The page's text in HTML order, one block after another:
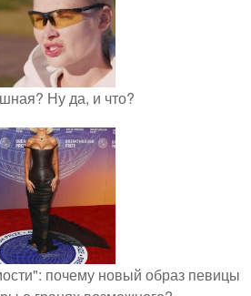
Ну да, и что?
почему новый образ певицы